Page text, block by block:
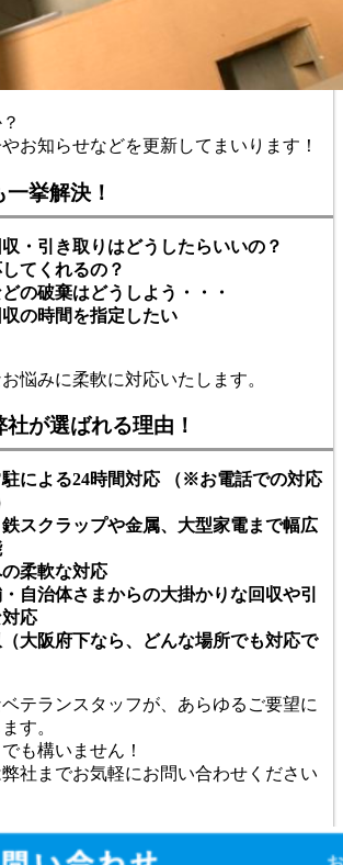
お知らせなどを更新してまいります！
挙解決！
収・引き取りはどうしたらいいの？
てくれるの？
の破棄はどうしよう・・・
収の時間を指定したい
悩みに柔軟に対応いたします。
が選ばれる理由！
駐による24時間対応 （※お電話での対応
鉄スクラップや金属、大型家電まで幅広
の柔軟な対応
自治体さまからの大掛かりな回収や引
応
（大阪府下なら、どんな場所でも対応で
テランスタッフが、あらゆるご要望に
す。
も構いません！
社までお気軽にお問い合わせください